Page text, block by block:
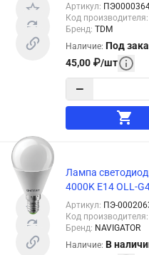
Артикул:
Код производителя:
Бренд: TDM
Наличие: Под
45,00 ₽/шт
−
Лампа
4000K E14 OLL-
Артикул: ПЭ-
Код производителя:
Бренд: NAVIGATOR
Наличие: В